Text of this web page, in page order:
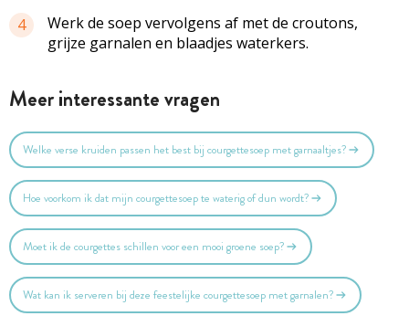
4
Werk de soep vervolgens af met de croutons,
grijze garnalen en blaadjes waterkers.
Meer interessante vragen
Welke verse kruiden passen het best bij courgettesoep met garnaaltjes?
Hoe voorkom ik dat mijn courgettesoep te waterig of dun wordt?
Moet ik de courgettes schillen voor een mooi groene soep?
Wat kan ik serveren bij deze feestelijke courgettesoep met garnalen?